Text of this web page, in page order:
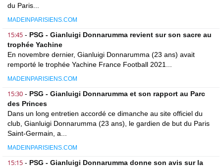
du Paris...
MADEINPARISIENS.COM
15:45 - PSG - Gianluigi Donnarumma revient sur son sacre au
trophée Yachine
En novembre dernier, Gianluigi Donnarumma (23 ans) avait
remporté le trophée Yachine France Football 2021...
MADEINPARISIENS.COM
15:30 - PSG - Gianluigi Donnarumma et son rapport au Parc
des Princes
Dans un long entretien accordé ce dimanche au site officiel du
club, Gianluigi Donnarumma (23 ans), le gardien de but du Paris
Saint-Germain, a...
MADEINPARISIENS.COM
15:15 - PSG - Gianluigi Donnarumma donne son avis sur la